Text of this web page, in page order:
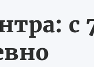
с